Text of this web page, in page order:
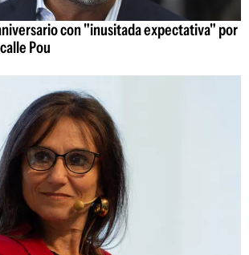
con "inusitada expectativa" por
Pou